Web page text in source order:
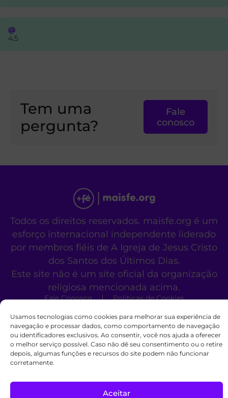
Usamos tecnologias como cookies para melhorar sua experiência de
navegação e processar dados, como comportamento de navegação
ou identificadores exclusivos. Ao consentir, você nos ajuda a oferecer
o melhor serviço possível. Caso não dê seu consentimento ou o retire
depois, algumas funções e recursos do site podem não funcionar
corretamente.
Aceitar
@
4.5
Tem uma
pergunta?
Fale
conosco
Todos os direitos reservados. maisfe.org é um
esforço internacional independente liderado
por membros fiéis de A Igreja de Jesus Cristo
dos Santos dos Últimos Dias.
Este site não é um site oficial da organização
religiosa mencionada acima.
Fale Conosco Políticas de Cookies